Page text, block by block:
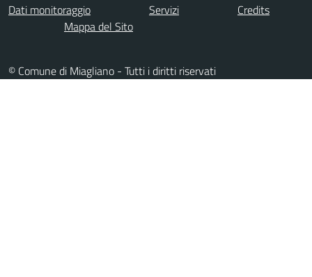
Dati monitoraggio Servizi
Credits
Mappa del Sito
© Comune di Miagliano - Tutti i diritti riservati